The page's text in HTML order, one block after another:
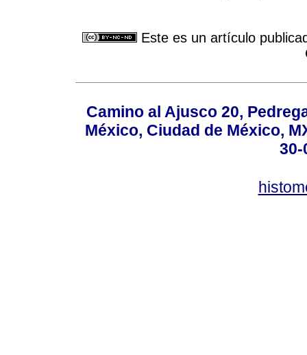
Este es un artículo
Camino al Ajusco 20,
México, Ciudad de México,
30-